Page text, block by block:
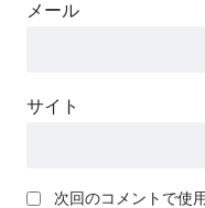
メール
サイト
次回のコメントで使